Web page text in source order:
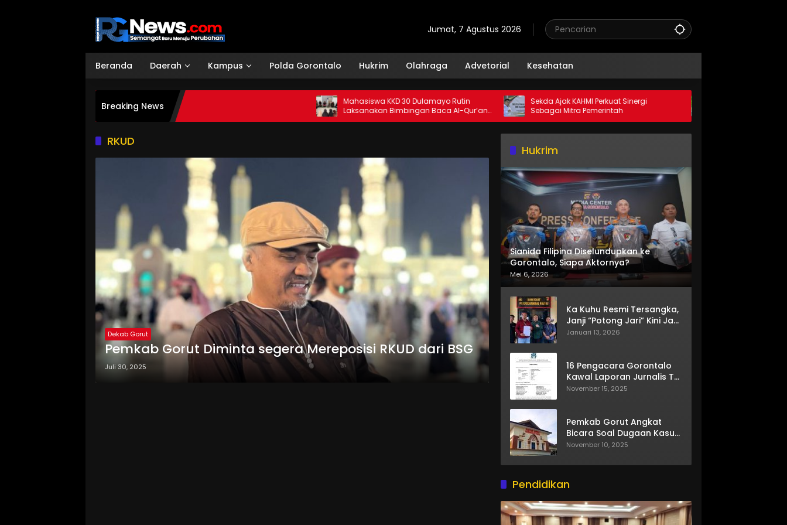
Jumat, 7 Agustus 2026
Beranda Daerah Kampus Polda Gorontalo Hukrim Olahraga Advetorial Kesehatan
Breaking News
Mahasiswa KKD 30 Dulamayo Rutin
Laksanakan Bimbingan Baca Al-Qur’an
bagi Santri TPQ Fastabiqul Khairat
Sekda Ajak KAHMI Perkuat Sinergi
Sebagai Mitra Pemerintah
Dukung Ketahanan Pangan
Mahasiswa KKD 30 UMGO,
Apotek Hidup Di Desa
RKUD
Dekab Gorut
Pemkab Gorut Diminta segera Mereposisi RKUD dari BSG
Juli 30, 2025
Hukrim
Sianida Filipina Diselundupkan ke
Gorontalo, Siapa Aktornya?
Mei 6, 2026
Ka Kuhu Resmi Tersangka,
Janji “Potong Jari” Kini Jadi
Bumerang
Januari 13, 2026
16 Pengacara Gorontalo
Kawal Laporan Jurnalis TV
One
November 15, 2025
Pemkab Gorut Angkat
Bicara Soal Dugaan Kasus
Asusila Oknum ASN
November 10, 2025
Pendidikan